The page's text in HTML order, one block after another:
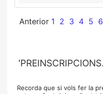
Anterior 1 2 3 4 5 6
Recorda que si vols fer la